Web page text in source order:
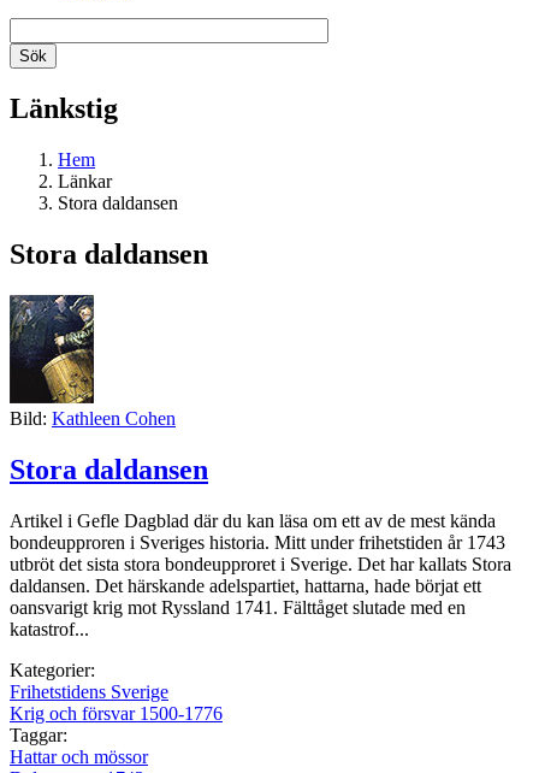
Länkstig
Hem
Länkar
Stora daldansen
Stora daldansen
Bild: Kathleen Cohen
Stora daldansen
Artikel i Gefle Dagblad där du kan läsa om ett av de mest kända
bondeupproren i Sveriges historia. Mitt under frihetstiden år 1743
utbröt det sista stora bondeupproret i Sverige. Det har kallats Stora
daldansen. Det härskande adelspartiet, hattarna, hade börjat ett
oansvarigt krig mot Ryssland 1741. Fälttåget slutade med en
katastrof...
Kategorier:
Frihetstidens Sverige
Krig och försvar 1500-1776
Taggar:
Hattar och mössor